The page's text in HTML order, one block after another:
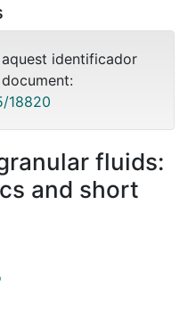
identificador
18820
fluids:
and short